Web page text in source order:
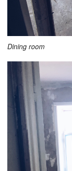
Dining room